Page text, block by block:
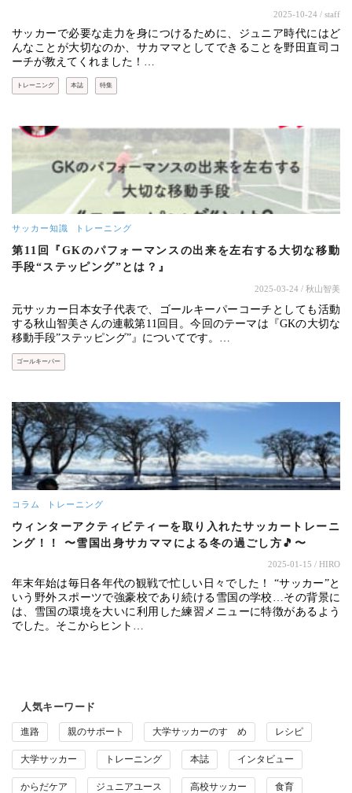
2025-10-24 / staff
サッカーで必要な走力を身につけるために、ジュニア時代にはど
んなことが大切なのか、サカママとしてできることを野田直司コ
ーチが教えてくれました！…
トレーニング 本誌 特集
サッカー知識 トレーニング
第11回『GKのパフォーマンスの出来を左右する大切な移動
手段“ステッピング”とは？』
2025-03-24 / 秋山智美
元サッカー日本女子代表で、ゴールキーパーコーチとしても活動
する秋山智美さんの連載第11回目。今回のテーマは『GKの大切な
移動手段”ステッピング”』についてです。…
ゴールキーパー
コラム トレーニング
ウィンターアクティビティーを取り入れたサッカートレーニ
ング！！ 〜雪国出身サカママによる冬の過ごし方🎵〜
2025-01-15 / HIRO
年末年始は毎日各年代の観戦で忙しい日々でした！ “サッカー”と
いう野外スポーツで強豪校であり続ける雪国の学校…その背景に
は、雪国の環境を大いに利用した練習メニューに特徴があるよう
でした。そこからヒント…
人気キーワード
進路 親のサポート 大学サッカーのすゝめ レシピ
大学サッカー トレーニング 本誌 インタビュー
からだケア ジュニアユース 高校サッカー 食育